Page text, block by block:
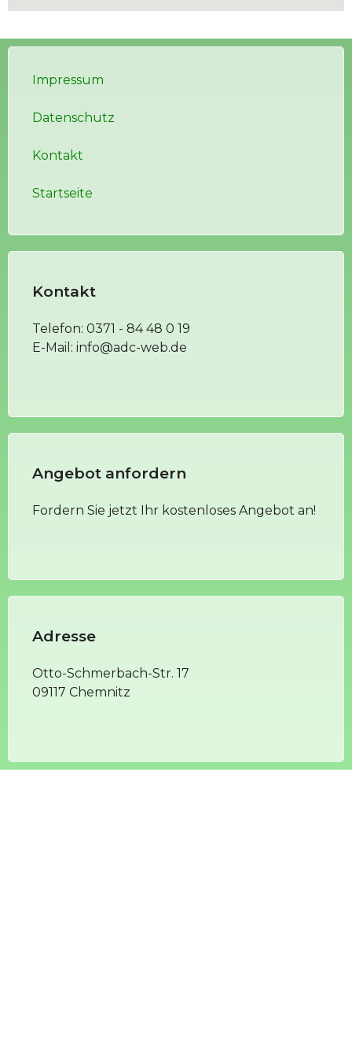
Adresse
Otto-Schmerbach-Str. 17
09117 Chemnitz
Angebot anfordern
Fordern Sie jetzt Ihr kostenloses Angebot an!
Kontakt
Telefon: 0371 - 84 48 0 19
E-Mail: info@adc-web.de
Impressum
Datenschutz
Kontakt
Startseite